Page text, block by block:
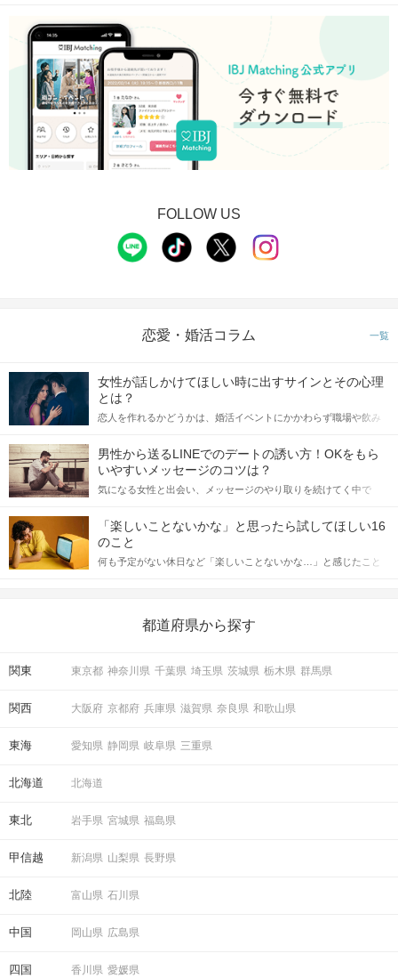
FOLLOW US
恋愛・婚活コラム 一覧
女性が話しかけてほしい時に出すサインとその心理
とは？
恋人を作れるかどうかは、婚活イベントにかかわらず職場や飲み
てアプローチできるかにも左右されます。 これから恋人作りを本
格的に始めようとしている方は、女性が異性を求めて出すサイン
をしっかりと理解し、正しい行動に移せるかどうかが重要。 この
記事では、女性が話しかけて欲しい時に出すサインとその心理を
合にどのような行動に繋げるべきかをご紹介していきます。
男性から送るLINEでのデートの誘い方！OKをもら
いやすいメッセージのコツは？
気になる女性と出会い、メッセージのやり取りを続けてく中で
しかし、中には「どう誘ったらいいの？」とお困りの男性もいら
っしゃるのではないでしょうか。 そこで今回は、男性から女性へ
送るLINEでのデートの誘い方のコツをご紹介します。例文も混じ
えながら解説するので、ぜひ参考にしてください。
「楽しいことないかな」と思ったら試してほしい16
のこと
何も予定がない休日など「楽しいことないかな…」と感じたこと
の楽しいことアイデアを集めました♪ いままさに楽しいことを探し
都道府県から探す
関東 東京都 神奈川県 千葉県 埼玉県 茨城県 栃木県 群馬県
関西 大阪府 京都府 兵庫県 滋賀県 奈良県 和歌山県
東海 愛知県 静岡県 岐阜県 三重県
北海道 北海道
東北 岩手県 宮城県 福島県
甲信越 新潟県 山梨県 長野県
北陸 富山県 石川県
中国 岡山県 広島県
四国 香川県 愛媛県